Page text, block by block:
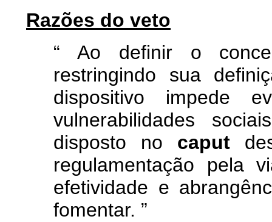
Razões do veto
“ Ao definir o
restringindo sua
dispositivo impede
vulnerabilidades
disposto no caput
regulamentação pela
efetividade e
fomentar. ”